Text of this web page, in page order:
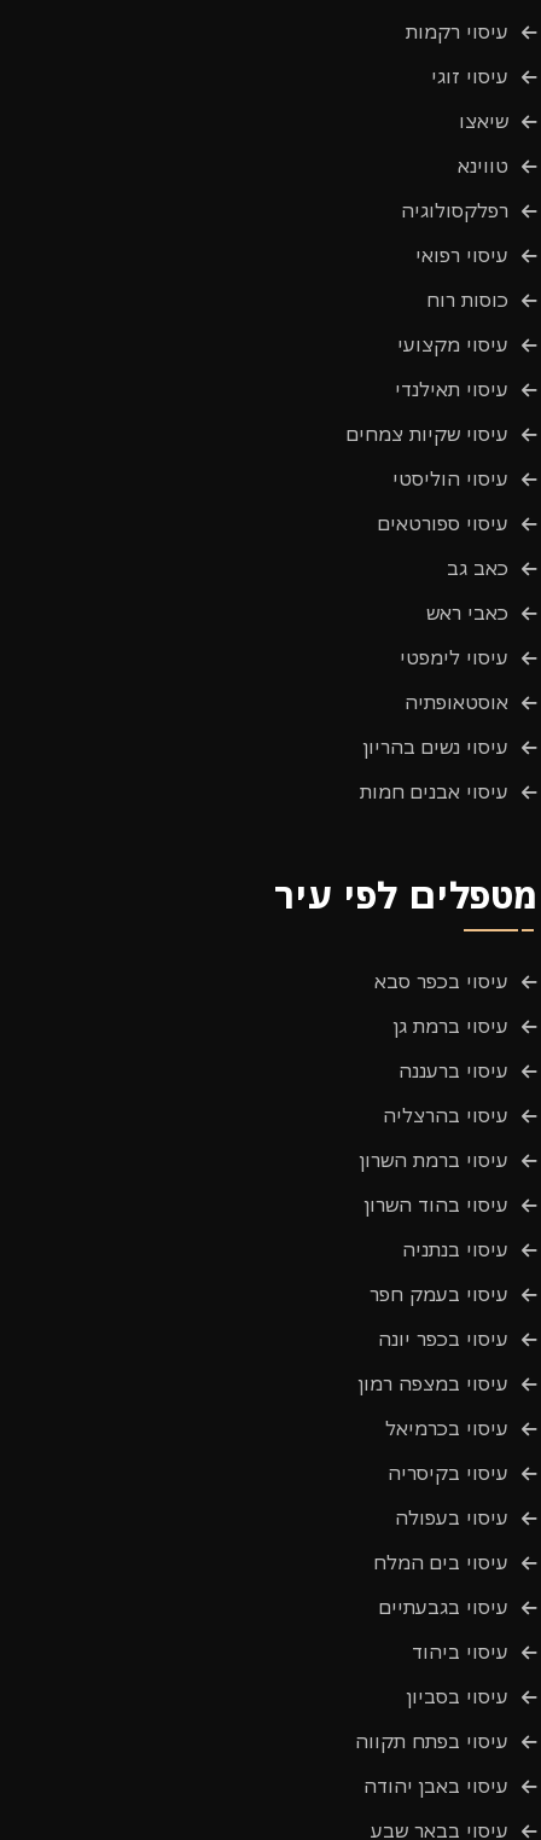
עיסוי רקמות
עיסוי זוגי
שיאצו
טווינא
רפלקסולוגיה
עיסוי רפואי
כוסות רוח
עיסוי מקצועי
עיסוי תאילנדי
עיסוי שקיות צמחים
עיסוי הוליסטי
עיסוי ספורטאים
כאב גב
כאבי ראש
עיסוי לימפטי
אוסטאופתיה
עיסוי נשים בהריון
עיסוי אבנים חמות
מטפלים לפי עיר
עיסוי בכפר סבא
עיסוי ברמת גן
עיסוי ברעננה
עיסוי בהרצליה
עיסוי ברמת השרון
עיסוי בהוד השרון
עיסוי בנתניה
עיסוי בעמק חפר
עיסוי בכפר יונה
עיסוי במצפה רמון
עיסוי בכרמיאל
עיסוי בקיסריה
עיסוי בעפולה
עיסוי בים המלח
עיסוי בגבעתיים
עיסוי ביהוד
עיסוי בסביון
עיסוי בפתח תקווה
עיסוי באבן יהודה
עיסוי בבאר שבע